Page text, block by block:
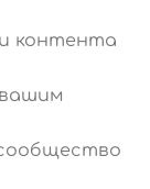
контента